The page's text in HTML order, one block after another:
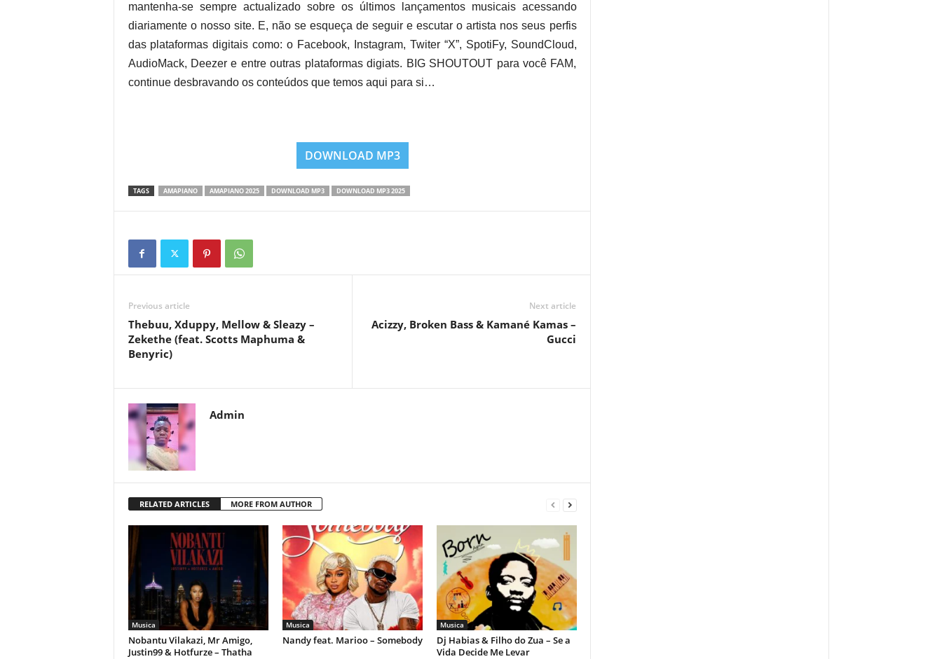
mantenha-se sempre actualizado sobre os últimos lançamentos musicais acessando
diariamente o nosso site. E, não se esqueça de seguir e escutar o artista nos seus perfis
das plataformas digitais como: o Facebook, Instagram, Twiter “X”, SpotiFy, SoundCloud,
AudioMack, Deezer e entre outras plataformas digiats. BIG SHOUTOUT para você FAM,
continue desbravando os conteúdos que temos aqui para si…
DOWNLOAD MP3
TAGS AMAPIANO AMAPIANO 2025 DOWNLOAD MP3 DOWNLOAD MP3 2025
Previous article
Thebuu, Xduppy, Mellow & Sleazy –
Zekethe (feat. Scotts Maphuma &
Benyric)
Next article
Acizzy, Broken Bass & Kamané Kamas –
Gucci
Admin
RELATED ARTICLES MORE FROM AUTHOR
Musica
Nobantu Vilakazi, Mr Amigo,
Justin99 & Hotfurze – Thatha
Musica
Nandy feat. Marioo – Somebody
Musica
Dj Habias & Filho do Zua – Se a
Vida Decide Me Levar